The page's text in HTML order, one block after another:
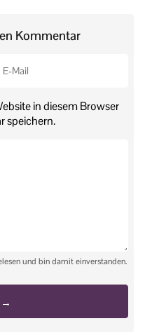
Kommentar
in diesem Browser
speichern.
und bin damit einverstanden.